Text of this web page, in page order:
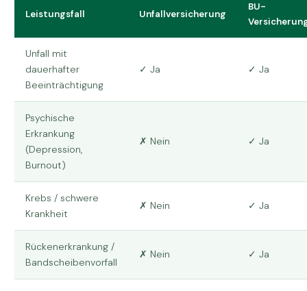
Leistungsfall Unfallversicherung
BU-
Unfall mit
dauerhafter
Beeinträchtigung
✓ Ja ✓ Ja
Psychische
Erkrankung
(Depression,
Burnout)
✗ Nein ✓ Ja
Krebs / schwere
Krankheit
✗ Nein ✓ Ja
Rückenerkrankung /
Bandscheibenvorfall
✗ Nein ✓ Ja